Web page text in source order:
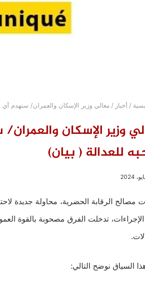
/ أخبار / معالي وزير الإسكان والعمران/ سنهدم
وزير الإسكان
للعدالة ( بيان)
الإجراءات، تدخلت الفرق مصحوبة بالقوة
السياق نوضح التالي: